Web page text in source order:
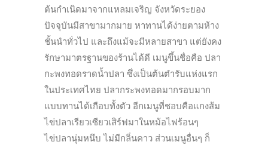
ต้นกำเนิดมาจากแหลมเจริญ จังหวัดระยอง
ปัจจุบันมีสาขามากมาย หาทานได้ง่ายตามห้าง
ชั้นนำทั่วไป และถึงแม้จะมีหลายสาขา แต่ยังคง
รักษามาตรฐานของร้านได้ดี เมนูขึ้นชื่อคือ ปลา
กะพงทอดราดน้ำปลา ซึ่งเป็นต้นตำรับแห่งแรก
ในประเทศไทย ปลากระพงทอดมากรอบมาก
แบบทานได้เกือบทั้งตัว อีกเมนูที่ชอบคือแกงส้ม
ไข่ปลาเรียวเซียวเสิร์ฟมาในหม้อไฟร้อนๆ
ไข่ปลานุ่มหนึบ ไม่มีกลิ่นคาว ส่วนเมนูอื่นๆ ก็